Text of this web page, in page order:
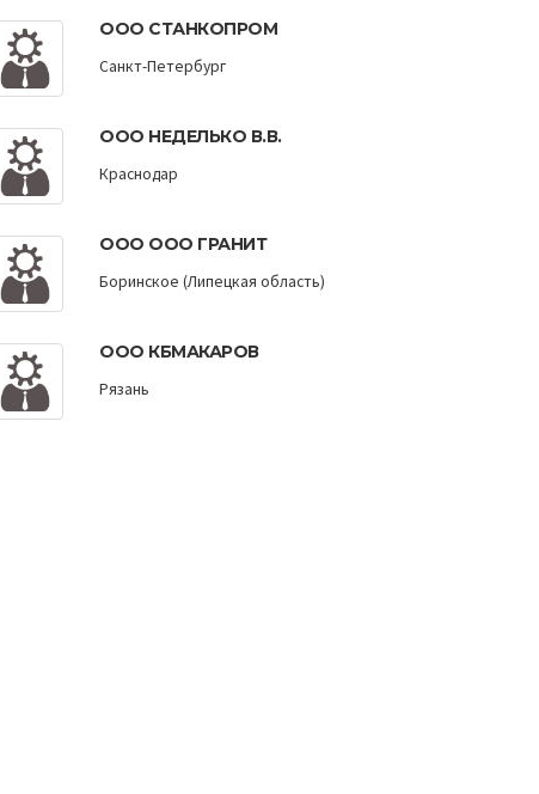
ООО СТАНКОПРОМ
Санкт-Петербург
ООО НЕДЕЛЬКО В.В.
Краснодар
ООО ООО ГРАНИТ
Боринское (Липецкая область)
ООО КБМАКАРОВ
Рязань